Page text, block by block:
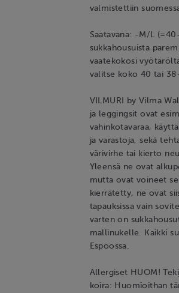
valmistettiin
Saatavana: -M/L
sukkahousuista
vaatekokosi
valitse koko 40 tai
VILMURI by Vilma
ja leggingsit ovat
vahinkotavaraa,
ja varastoja, sekä
värivirhe tai kierto
Yleensä ne ovat
mutta ovat voineet
kierrätetty, ne ovat
tapauksissa vain
varten on
mallinukelle. Kaikki
Espoossa.
Allergiset HUOM!
koira: Huomioithan